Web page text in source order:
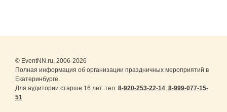
© EventNN.ru, 2006-2026
Полная информация об организации праздничных мероприятий в
Екатеринбурге.
Для аудитории старше 16 лет. тел. 8-920-253-22-14, 8-999-077-15-
51